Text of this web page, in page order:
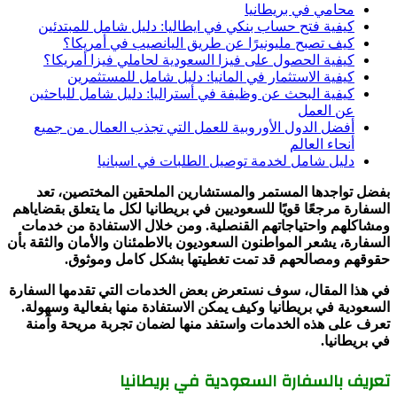
محامي في بريطانيا
كيفية فتح حساب بنكي في ايطاليا: دليل شامل للمبتدئين
كيف تصبح مليونيرًا عن طريق اليانصيب في أمريكا؟
كيفية الحصول على فيزا السعودية لحاملي فيزا أمريكا؟
كيفية الاستثمار في المانيا: دليل شامل للمستثمرين
كيفية البحث عن وظيفة في أستراليا: دليل شامل للباحثين
عن العمل
أفضل الدول الأوروبية للعمل التي تجذب العمال من جميع
أنحاء العالم
دليل شامل لخدمة توصيل الطلبات في اسبانيا
بفضل تواجدها المستمر والمستشارين الملحقين المختصين، تعد
السفارة مرجعًا قويًا للسعوديين في بريطانيا لكل ما يتعلق بقضاياهم
ومشاكلهم واحتياجاتهم القنصلية. ومن خلال الاستفادة من خدمات
السفارة، يشعر المواطنون السعوديون بالاطمئنان والأمان والثقة بأن
حقوقهم ومصالحهم قد تمت تغطيتها بشكل كامل وموثوق.
في هذا المقال، سوف نستعرض بعض الخدمات التي تقدمها السفارة
السعودية في بريطانيا وكيف يمكن الاستفادة منها بفعالية وسهولة.
تعرف على هذه الخدمات واستفد منها لضمان تجربة مريحة وآمنة
في بريطانيا.
تعريف بالسفارة السعودية في بريطانيا